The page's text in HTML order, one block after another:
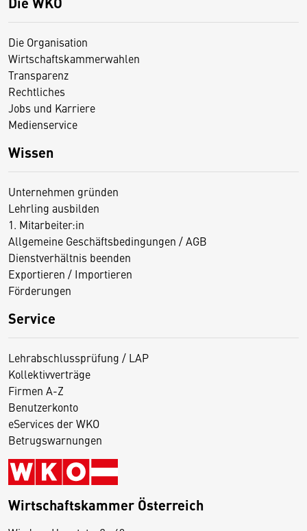
Die Organisation
Wirtschaftskammerwahlen
Transparenz
Rechtliches
Jobs und Karriere
Medienservice
Wissen
Unternehmen gründen
Lehrling ausbilden
1. Mitarbeiter:in
Allgemeine Geschäftsbedingungen / AGB
Dienstverhältnis beenden
Exportieren / Importieren
Förderungen
Service
Lehrabschlussprüfung / LAP
Kollektivverträge
Firmen A-Z
Benutzerkonto
eServices der WKO
Betrugswarnungen
Wirtschaftskammer Österreich